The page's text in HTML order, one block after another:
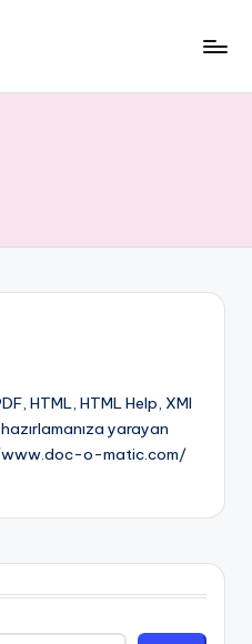
HTML, HTML Help, XMl
yarayan
www.doc-o-matic.com/